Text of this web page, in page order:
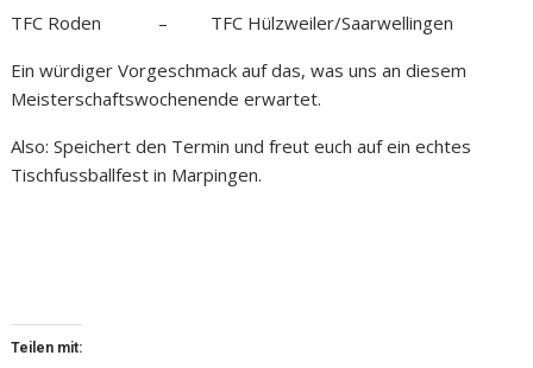
TFC Roden – TFC Hülzweiler/Saarwellingen
Ein würdiger Vorgeschmack auf das, was uns an diesem
Meisterschaftswochenende erwartet.
Also: Speichert den Termin und freut euch auf ein echtes
Tischfussballfest in Marpingen.
Teilen mit: